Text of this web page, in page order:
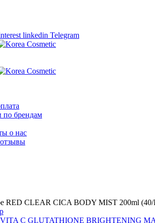
linkedin Telegram
по брендам
о нас
RED CLEAR CICA BODY MIST 200ml